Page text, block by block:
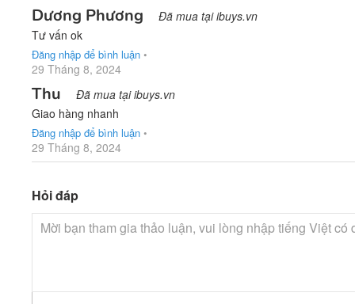
Dương Phương Đã mua tại ibuys.vn
Tư vấn ok
Đăng nhập để bình luận •
29 Tháng 8, 2024
Thu Đã mua tại ibuys.vn
Giao hàng nhanh
Đăng nhập để bình luận •
29 Tháng 8, 2024
Hỏi đáp